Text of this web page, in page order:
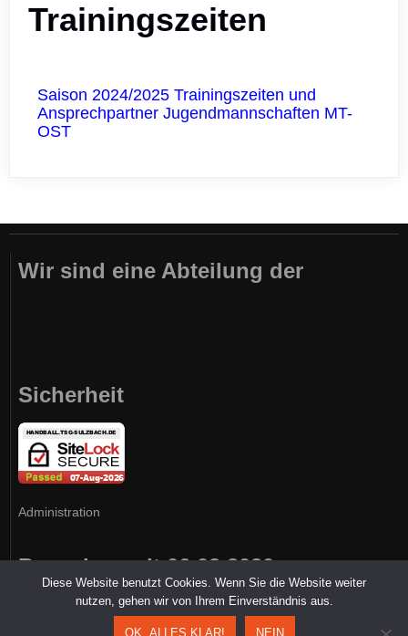
Trainingszeiten
Saison 2024/2025 Trainingszeiten und
Ansprechpartner Jugendmannschaften MT-
OST
Wir sind eine Abteilung der
Sicherheit
Administration
Besucher seit 06.03.2020
Diese Website benutzt Cookies. Wenn Sie die Website weiter
nutzen, gehen wir von Ihrem Einverständnis aus.
OK, ALLES KLAR! NEIN